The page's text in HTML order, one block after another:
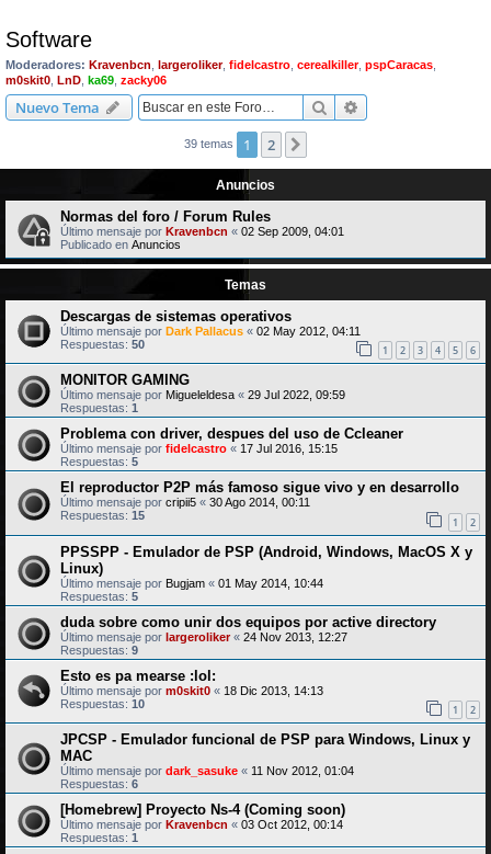
Software
Moderadores: Kravenbcn largeroliker, fidelcastro cerealkiller, pspCaracas
m0skit0 LnD ka69 zacky06
Nuevo Tema Buscar
39 temas 1 2
Anuncios
Normas del foro / Forum Rules
Último mensaje por Kravenbcn « 02 Sep 2009, 04:01
Publicado en Anuncios
Temas
Descargas de sistemas operativos
Último mensaje por Dark Pallacus « 02 May 2012, 04:11
Respuestas: 50 1 2 3 4 5 6
MONITOR GAMING
Último mensaje por Migueleldesa « 29 Jul 2022, 09:59
Respuestas: 1
Problema con driver, despues del uso de Ccleaner
Último mensaje por fidelcastro « 17 Jul 2016, 15:15
Respuestas: 5
El reproductor P2P más famoso sigue vivo y en desarrollo
Último mensaje por cripii5 « 30 Ago 2014, 00:11
Respuestas: 15 1 2
PPSSPP - Emulador de PSP (Android, Windows, MacOS X y
Linux)
Último mensaje por Bugjam « 01 May 2014, 10:44
Respuestas: 5
duda sobre como unir dos equipos por active directory
Último mensaje por largeroliker« 24 Nov 2013, 12:27
Respuestas: 9
Esto es pa mearse :lol:
Último mensaje por m0skit0 « 18 Dic 2013, 14:13
Respuestas: 10 1 2
JPCSP - Emulador funcional de PSP para Windows, Linux y
MAC
Último mensaje por dark_sasuke « 11 Nov 2012, 01:04
Respuestas: 6
[Homebrew] Proyecto Ns-4 (Coming soon)
Último mensaje por Kravenbcn « 03 Oct 2012, 00:14
Respuestas: 1